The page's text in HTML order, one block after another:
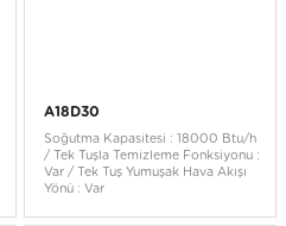
A18D30
Soğutma Kapasitesi : 18000 Btu/h
/ Tek Tuşla Temizleme Fonksiyonu :
Var / Tek Tuş Yumuşak Hava Akışı
Yönü : Var